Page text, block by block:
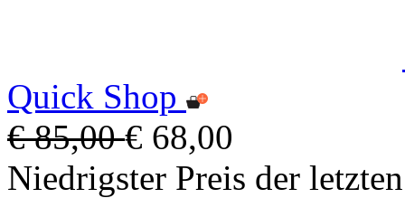
Quick Shop
€ 85,00€ 68,00
Niedrigster Preis der